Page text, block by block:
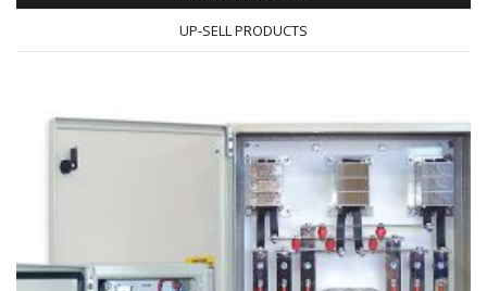
UP-SELL PRODUCTS